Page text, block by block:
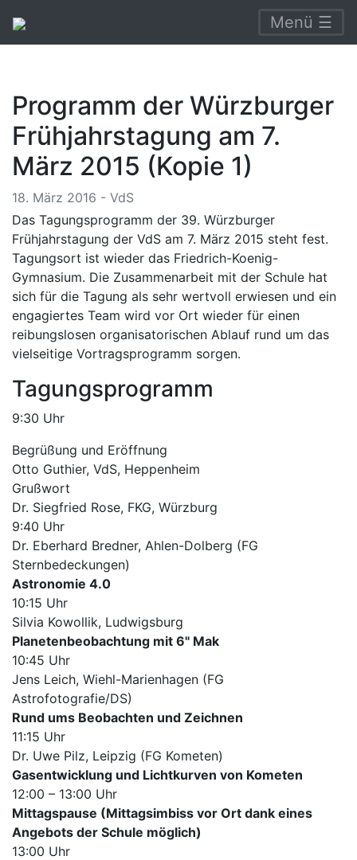
Menü ☰
Programm der Würzburger
Frühjahrstagung am 7.
März 2015 (Kopie 1)
18. März 2016 - VdS
Das Tagungsprogramm der 39. Würzburger
Frühjahrstagung der VdS am 7. März 2015 steht fest.
Tagungsort ist wieder das Friedrich-Koenig-
Gymnasium. Die Zusammenarbeit mit der Schule hat
sich für die Tagung als sehr wertvoll erwiesen und ein
engagiertes Team wird vor Ort wieder für einen
reibungslosen organisatorischen Ablauf rund um das
vielseitige Vortragsprogramm sorgen.
Tagungsprogramm
9:30 Uhr
Begrüßung und Eröffnung
Otto Guthier, VdS, Heppenheim
Grußwort
Dr. Siegfried Rose, FKG, Würzburg
9:40 Uhr
Dr. Eberhard Bredner, Ahlen-Dolberg (FG
Sternbedeckungen)
Astronomie 4.0
10:15 Uhr
Silvia Kowollik, Ludwigsburg
Planetenbeobachtung mit 6" Mak
10:45 Uhr
Jens Leich, Wiehl-Marienhagen (FG
Astrofotografie/DS)
Rund ums Beobachten und Zeichnen
11:15 Uhr
Dr. Uwe Pilz, Leipzig (FG Kometen)
Gasentwicklung und Lichtkurven von Kometen
12:00 – 13:00 Uhr
Mittagspause (Mittagsimbiss vor Ort dank eines
Angebots der Schule möglich)
13:00 Uhr